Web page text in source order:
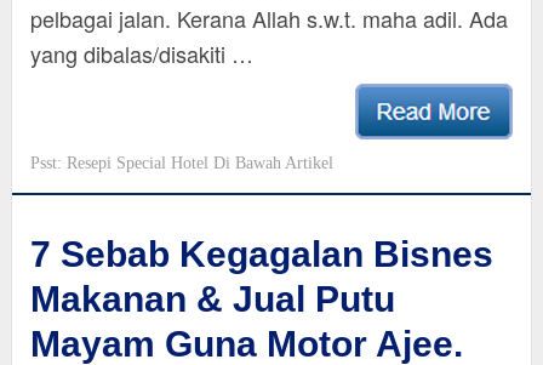
pelbagai jalan. Kerana Allah s.w.t. maha adil. Ada
yang dibalas/disakiti …
Psst: Resepi Special Hotel Di Bawah Artikel
7 Sebab Kegagalan Bisnes
Makanan & Jual Putu
Mayam Guna Motor Ajee.